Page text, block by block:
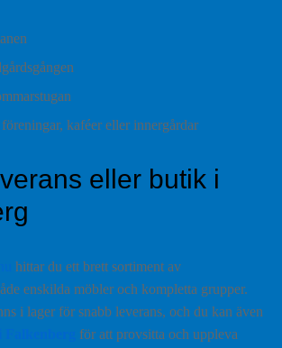
kaféer eller innergårdar
eller butik i
hittar du ett brett sortiment av
enskilda möbler och kompletta grupper.
i lager för snabb leverans, och du kan även
för att provsitta och uppleva